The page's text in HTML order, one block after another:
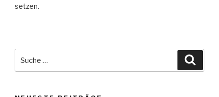
setzen.
nach: